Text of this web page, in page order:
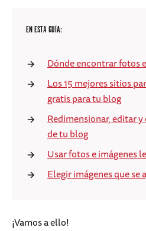
EN ESTA GUÍA:
Dónde encontrar fotos
Los 15 mejores sitios
gratis para tu blog
Redimensionar, editar
de tu blog
Usar fotos e imágenes
Elegir imágenes que se
¡Vamos a ello!